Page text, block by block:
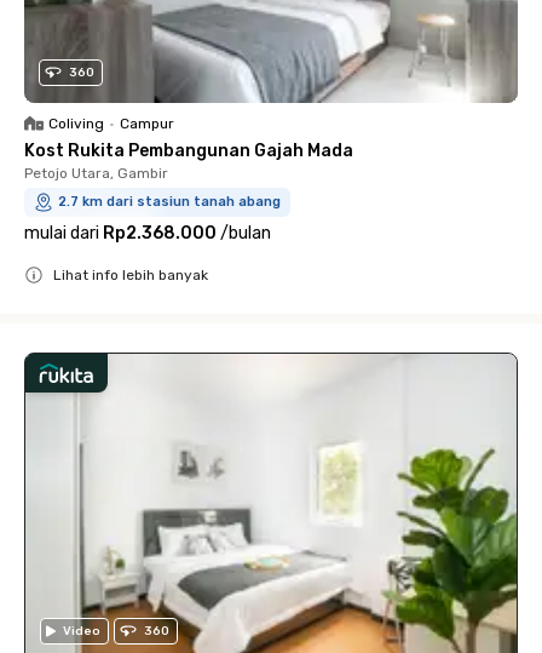
360
Coliving • Campur
Kost Rukita Pembangunan Gajah Mada
Petojo Utara, Gambir
2.7 km dari stasiun tanah abang
mulai dari Rp2.368.000 /bulan
Lihat info lebih banyak
Video 360